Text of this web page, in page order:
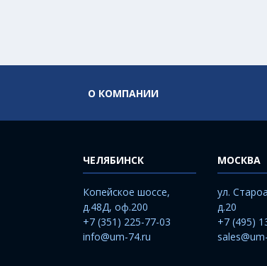
О КОМПАНИИ
ЧЕЛЯБИНСК
Копейское шоссе,
д.48Д, оф.200
+7 (351) 225-77-03
info@um-74.ru
МОСКВА
ул.
д.20
+7 (495)